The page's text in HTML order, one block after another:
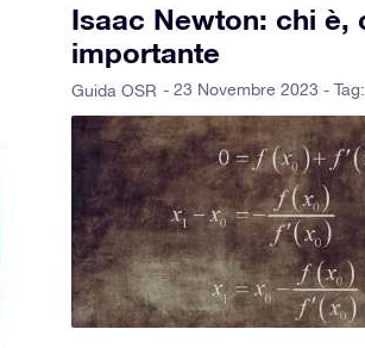
Isaac Newton: chi è,
importante
Guida OSR - 23 Novembre 2023 - Tag: